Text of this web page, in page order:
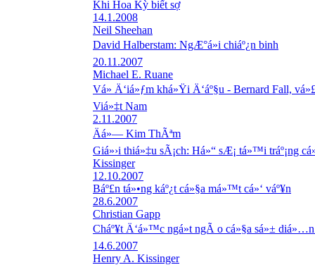
Khi Hoa Kỳ biết sợ
14.1.2008
Neil Sheehan
David Halberstam: NgÆ°á»i chiáº¿n binh
20.11.2007
Michael E. Ruane
Vá» Ä‘iá»ƒm khá»Ÿi Ä‘áº§u - Bernard Fall,
Viá»‡t Nam
2.11.2007
Äá»— Kim ThÃªm
Giá»›i thiá»‡u sÃ¡ch: Há»“ sÆ¡ tá»™i tráº¡ng
Kissinger
12.10.2007
Báº£n tá»•ng káº¿t cá»§a má»™t cá»‘ váº¥n
28.6.2007
Christian Gapp
Cháº¥t Ä‘á»™c ngá»t ngÃ o cá»§a sá»± diá»…n
14.6.2007
Henry A. Kissinger